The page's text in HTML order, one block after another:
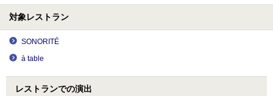
対象レストラン
SONORITÉ
à table
レストランでの演出